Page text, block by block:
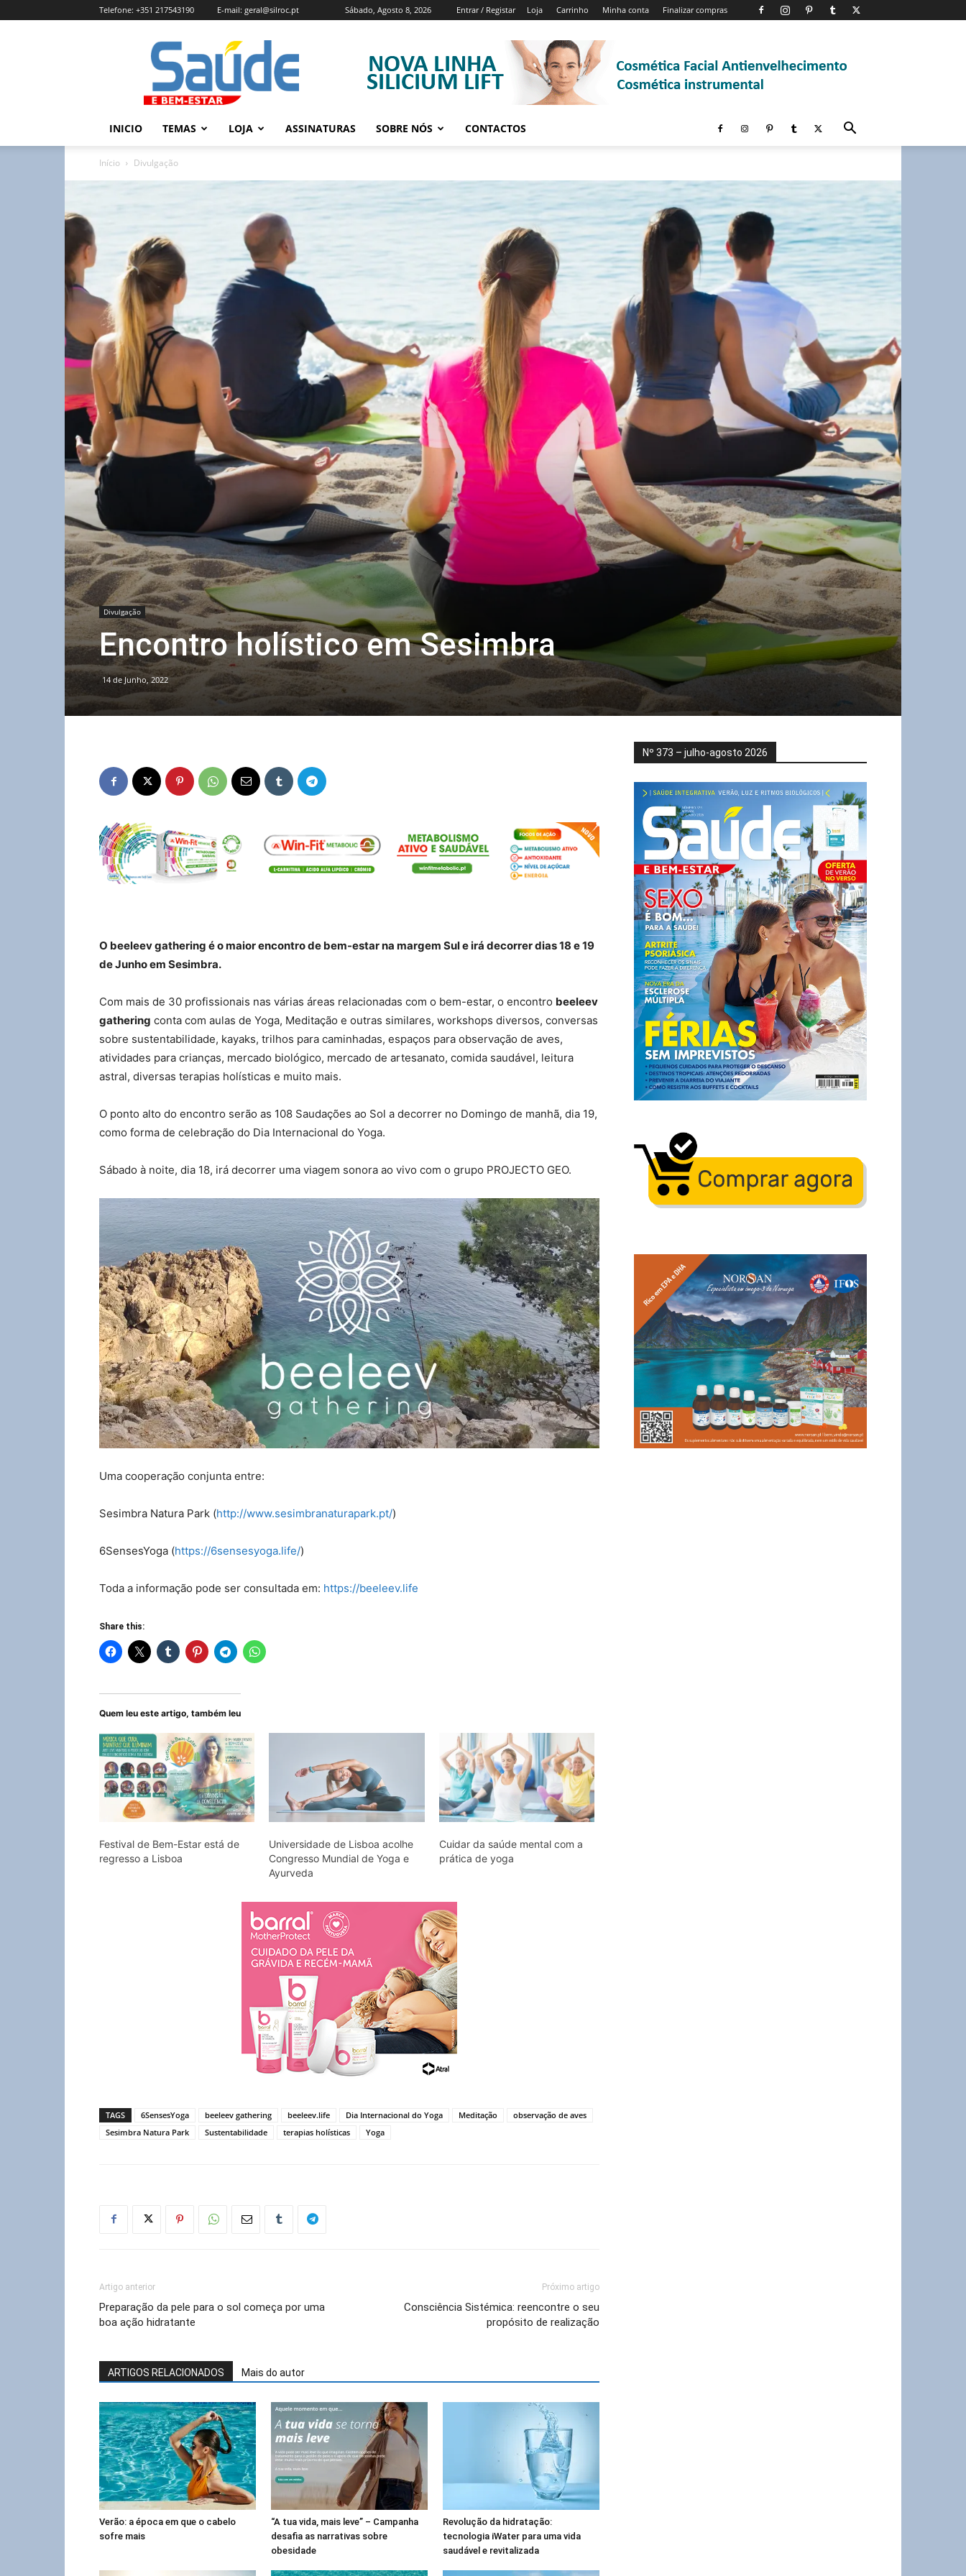
Sábado, Agosto 8, 2026 Entrar / Registar Loja Carrinho Minha conta Finalizar compras
Telefone: +351 217543190 E-mail: geral@silroc.pt
Revista
Saúde
e
Bem
Estar
Edição
INICIO TEMAS LOJA ASSINATURAS SOBRE NÓS CONTACTOS
Início Divulgação
Divulgação
Encontro holístico em Sesimbra
14 de Junho, 2022
O beeleev gathering é o maior encontro de bem-estar na margem Sul e irá decorrer dias 18 e 19
de Junho em Sesimbra.
Com mais de 30 profissionais nas várias áreas relacionadas com o bem-estar, o encontro beeleev
gathering conta com aulas de Yoga, Meditação e outras similares, workshops diversos, conversas
sobre sustentabilidade, kayaks, trilhos para caminhadas, espaços para observação de aves,
atividades para crianças, mercado biológico, mercado de artesanato, comida saudável, leitura
astral, diversas terapias holísticas e muito mais.
O ponto alto do encontro serão as 108 Saudações ao Sol a decorrer no Domingo de manhã, dia 19,
como forma de celebração do Dia Internacional do Yoga.
Sábado à noite, dia 18, irá decorrer uma viagem sonora ao vivo com o grupo PROJECTO GEO.
Uma cooperação conjunta entre:
Sesimbra Natura Park (http://www.sesimbranaturapark.pt/)
6SensesYoga (https://6sensesyoga.life/)
Toda a informação pode ser consultada em: https://beeleev.life
Share this:
Quem leu este artigo, também leu
Festival de Bem-Estar está de
regresso a Lisboa
Universidade de Lisboa acolhe
Congresso Mundial de Yoga e
Ayurveda
Cuidar da saúde mental com a
prática de yoga
TAGS 6SensesYoga beeleev gathering beeleev.life Dia Internacional do Yoga Meditação
observação de aves
Sesimbra Natura Park
Sustentabilidade terapias holísticas Yoga
Artigo anterior
Preparação da pele para o sol começa por uma
boa ação hidratante
Próximo artigo
Consciência Sistémica: reencontre o seu
propósito de realização
ARTIGOS RELACIONADOS Mais do autor
Verão: a época em que o cabelo
sofre mais
“A tua vida, mais leve” – Campanha
desafia as narrativas sobre
obesidade
Revolução da hidratação:
tecnologia iWater para uma vida
saudável e revitalizada
Nº 373 – julho-agosto 2026